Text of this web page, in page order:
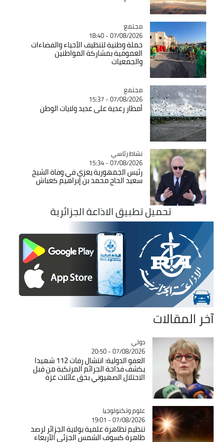
Catégorie
مجتمع
07/08/2026 - 18:40
حملة وطنية لتنظيف الأحياء والفضاءات
العمومية بمشاركة المواطنين
والجمعيات
Catégorie
مجتمع
07/08/2026 - 15:37
أمطار رعدية على عديد ولايات الوطن
Catégorie
نشاط رئاسي
07/08/2026 - 15:34
رئيس الجمهورية يعزي في وفاة الشيخ
سعيد الحاج محمد بن إبراهيم كعباش
تحميل تطبيق الاذاعة الجزائرية
آخر المقالات
Catégorie
دولي
07/08/2026 - 20:50
العفو الدولية: انتشال رفات 112 شهيدا
يكشف فداحة الجرائم المرتكبة من قبل
الاحتلال الصهيوني بحق عائلات غزة
Catégorie
علوم وتكنولوجيا
07/08/2026 - 19:01
تنظيم تظاهرة علمية بولاية الجزائر لرصد
ظاهرة كسوف الشمس الجزئي الأربعاء